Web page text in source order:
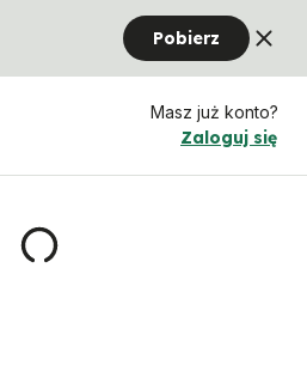
Pobierz
Masz już konto?
Zaloguj się